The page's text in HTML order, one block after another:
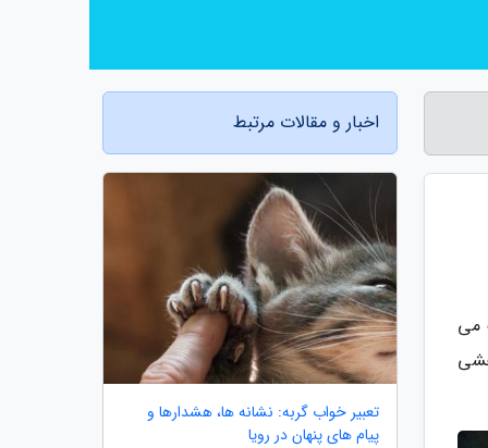
می
اخبار و مقالات مرتبط
تعبیر خواب گربه: نشانه ها، هشدارها و
پیام های پنهان در رویا